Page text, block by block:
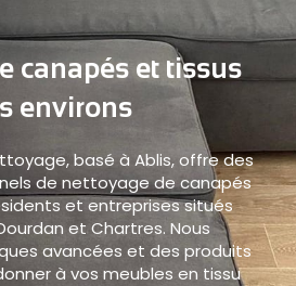
canapés et tissus
environs
basé à Ablis, offre des
de nettoyage de canapés
et entreprises situés
et Chartres. Nous
avancées et des produits
à vos meubles en tissu